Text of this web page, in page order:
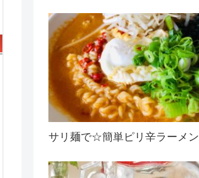
サリ麺で☆簡単ピリ辛ラーメン